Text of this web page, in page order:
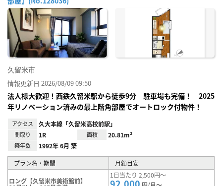
に入
久留米市
情報更新日 2026/08/09 09:50
法人様大歓迎！西鉄久留米駅から徒歩9分 駐車場も完備！ 2025
年リノベーション済みの最上階角部屋でオートロック付物件！
アクセス 久大本線「久留米高校前駅」
間取り 1R 面積 20.81m²
築年数 1992年 6月 築
プラン名・期間 月額目安
ロング【久留米市美術館前】
1日当たり 2,500円～
92,000